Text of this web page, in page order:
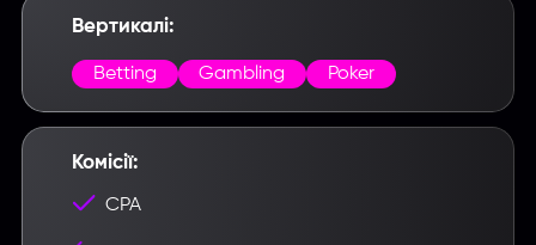
Вертикалі:
Betting Gambling Poker
Комісії:
CPA